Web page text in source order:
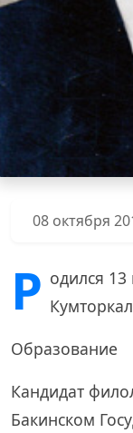
08 октября
Р одился 13
Образование
Кандидат
Бакинском